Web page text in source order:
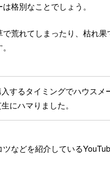
格別なことでしょう。
荒れてしまったり、枯れ
するタイミングでハウスメ
にハマりました。
などを紹介している